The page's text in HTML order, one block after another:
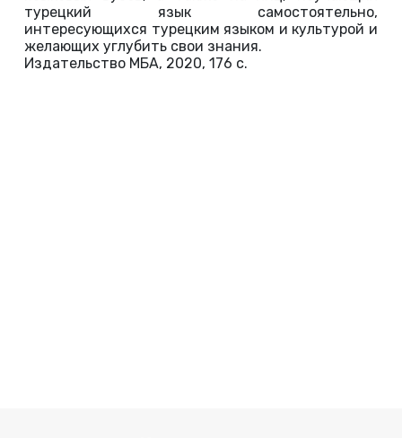
турецкий язык самостоятельно,
интересующихся турецким языком и культурой и
желающих углубить свои знания.
Издательство МБА, 2020, 176 с.